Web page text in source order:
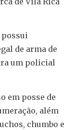
possui
de arma de
um policial
em posse de
além
chumbo e